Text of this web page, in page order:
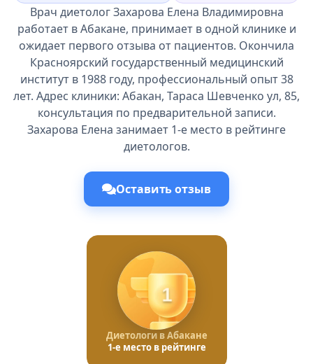
Врач диетолог Захарова Елена Владимировна
работает в Абакане, принимает в одной клинике и
ожидает первого отзыва от пациентов. Окончила
Красноярский государственный медицинский
институт в 1988 году, профессиональный опыт 38
лет. Адрес клиники: Абакан, Тараса Шевченко ул, 85,
консультация по предварительной записи.
Захарова Елена занимает 1-е место в рейтинге
диетологов.
Оставить отзыв
1
Диетологи в Абакане
1-е место в рейтинге